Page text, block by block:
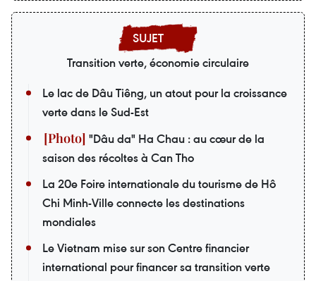
Transition verte, économie circulaire
Le lac de Dâu Tiêng, un atout pour la croissance
verte dans le Sud-Est
"Dâu da" Ha Chau : au cœur de la
saison des récoltes à Can Tho
La 20e Foire internationale du tourisme de Hô
Chi Minh-Ville connecte les destinations
mondiales
Le Vietnam mise sur son Centre financier
international pour financer sa transition verte